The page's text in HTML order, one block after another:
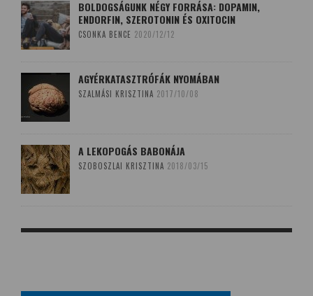
BOLDOGSÁGUNK NÉGY FORRÁSA: DOPAMIN,
ENDORFIN, SZEROTONIN ÉS OXITOCIN
CSONKA BENCE 2020/12/12
AGYÉRKATASZTRÓFÁK NYOMÁBAN
SZALMÁSI KRISZTINA 2017/10/08
A LEKOPOGÁS BABONÁJA
SZOBOSZLAI KRISZTINA 2018/03/15